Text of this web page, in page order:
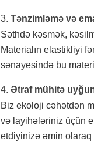
3. Tənzimləmə və
Səthdə kəsmək,
Materialın elastikliyi
sənayesində bu
4. Ətraf mühitə
Biz ekoloji cəhətdən
və layihələriniz üçün
etdiyinizə əmin